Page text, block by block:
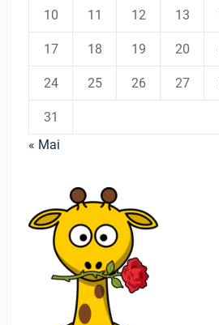
10 11 12 13
17 18 19 20
24 25 26 27
31
« Mai